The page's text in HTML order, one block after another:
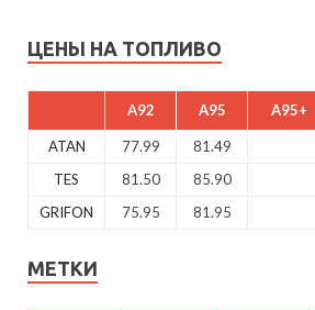
ЦЕНЫ НА ТОПЛИВО
A92 A95 A95+
ATAN 77.99 81.49
TES
81.50 85.90
GRIFON
75.95 81.95
МЕТКИ